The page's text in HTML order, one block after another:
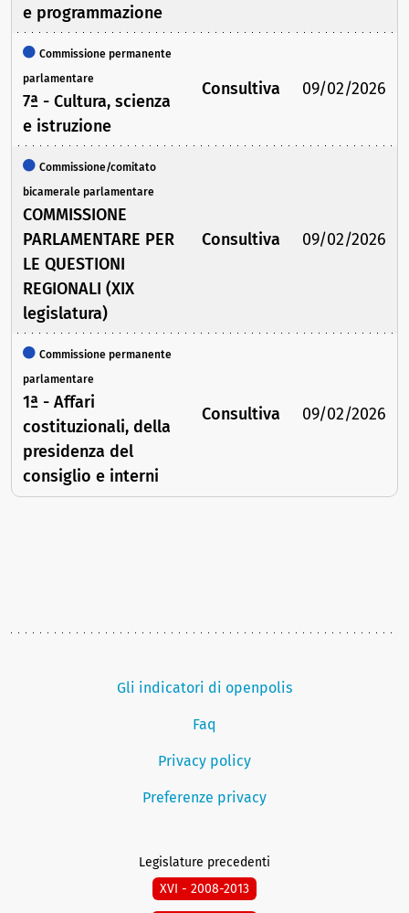
e programmazione
Commissione permanente
parlamentare
7ª - Cultura, scienza
e istruzione
Consultiva 09/02/2026
Commissione/comitato
bicamerale parlamentare
COMMISSIONE
PARLAMENTARE PER
LE QUESTIONI
REGIONALI (XIX
legislatura)
Consultiva 09/02/2026
Commissione permanente
parlamentare
1ª - Affari
costituzionali, della
presidenza del
consiglio e interni
Consultiva 09/02/2026
Gli indicatori di openpolis
Faq
Privacy policy
Preferenze privacy
Legislature precedenti
XVI - 2008-2013